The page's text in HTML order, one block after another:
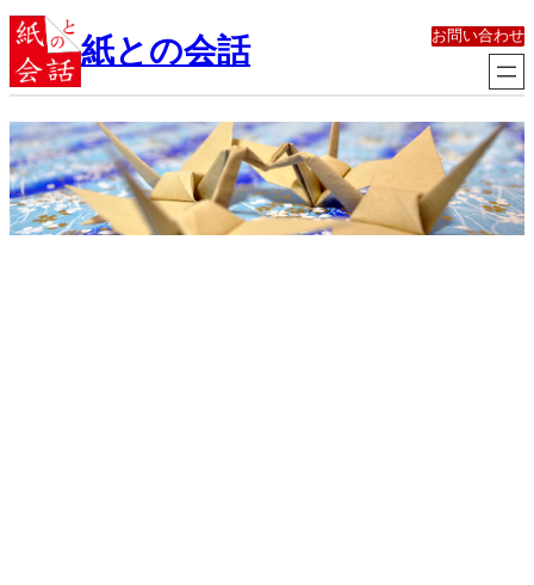
内
容
を
ス
ッ
プ
紙との会話 お問い合わせ